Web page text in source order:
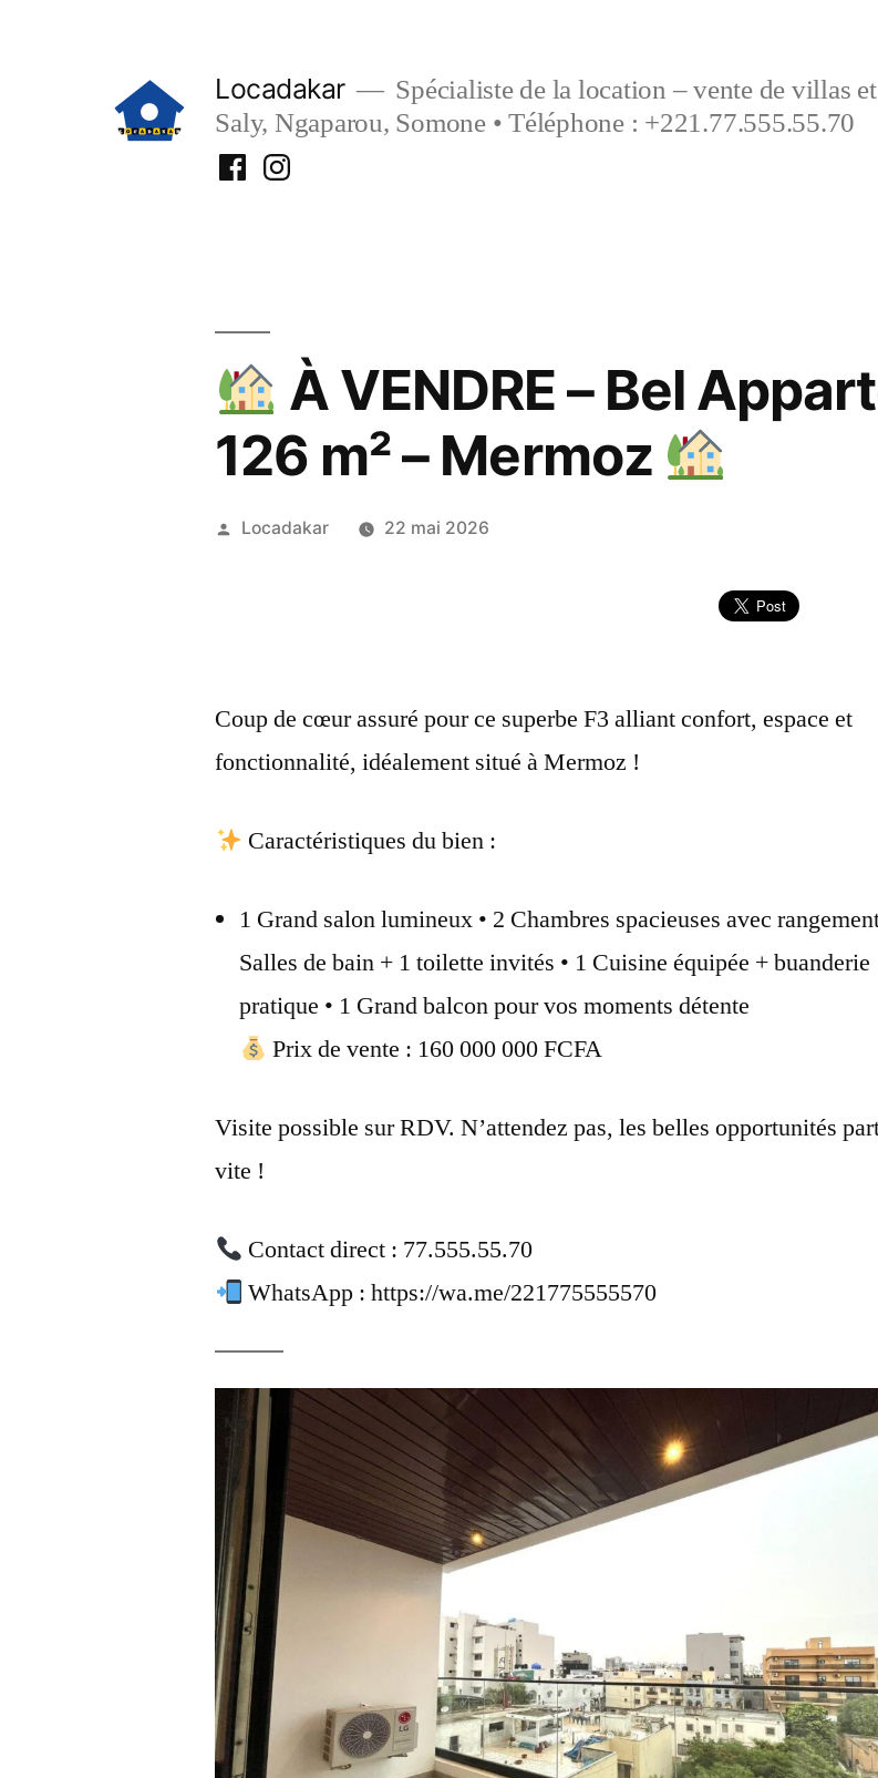
Locadakar
Spécialiste de la location – vente de villas
Saly, Ngaparou, Somone • Téléphone : +221.77.555.55.70
FacebookInstagram
À VENDRE – Bel
126 m² – Mermoz
Publié
Locadakar 22 mai 2026
Coup de cœur assuré pour ce superbe F3 alliant confort, espace et
fonctionnalité, idéalement situé à Mermoz !
Caractéristiques du bien :
1 Grand salon lumineux • 2 Chambres spacieuses avec
Salles de bain + 1 toilette invités • 1 Cuisine équipée + buanderie
pratique • 1 Grand balcon pour vos moments détente
Prix de vente : 160 000 000 FCFA
Visite possible sur RDV. N’attendez pas, les belles opportunités
vite !
Contact direct : 77.555.55.70
WhatsApp : https://wa.me/221775555570